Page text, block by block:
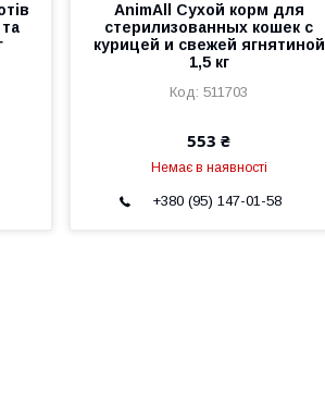
AnimAll Сухой корм для
стерилизованных кошек с
курицей и свежей ягнятиной
1,5 кг
511703
553 ₴
Немає в наявності
+380 (95) 147-01-58